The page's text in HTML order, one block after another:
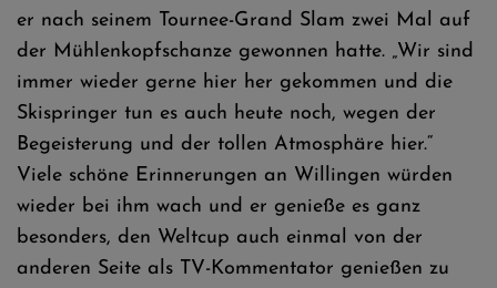
er nach seinem Tournee-Grand Slam zwei Mal auf
der Mühlenkopfschanze gewonnen hatte. „Wir sind
immer wieder gerne hier her gekommen und die
Skispringer tun es auch heute noch, wegen der
Begeisterung und der tollen Atmosphäre hier.“
Viele schöne Erinnerungen an Willingen würden
wieder bei ihm wach und er genieße es ganz
besonders, den Weltcup auch einmal von der
anderen Seite als TV-Kommentator genießen zu